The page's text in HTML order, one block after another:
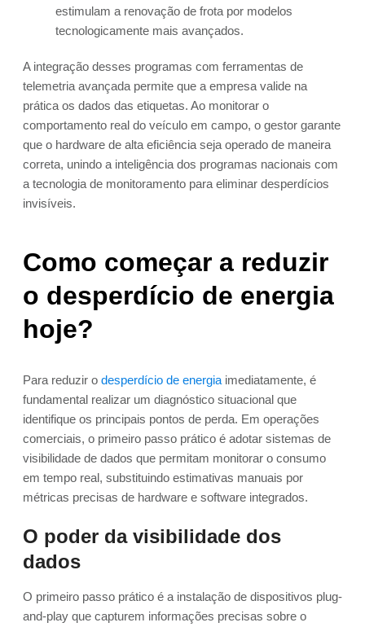
estimulam a renovação de frota por modelos
tecnologicamente mais avançados.
A integração desses programas com ferramentas de
telemetria avançada permite que a empresa valide na
prática os dados das etiquetas. Ao monitorar o
comportamento real do veículo em campo, o gestor garante
que o hardware de alta eficiência seja operado de maneira
correta, unindo a inteligência dos programas nacionais com
a tecnologia de monitoramento para eliminar desperdícios
invisíveis.
Como começar a reduzir
o desperdício de energia
hoje?
Para reduzir o desperdício de energia imediatamente, é
fundamental realizar um diagnóstico situacional que
identifique os principais pontos de perda. Em operações
comerciais, o primeiro passo prático é adotar sistemas de
visibilidade de dados que permitam monitorar o consumo
em tempo real, substituindo estimativas manuais por
métricas precisas de hardware e software integrados.
O poder da visibilidade dos
dados
O primeiro passo prático é a instalação de dispositivos plug-
and-play que capturem informações precisas sobre o